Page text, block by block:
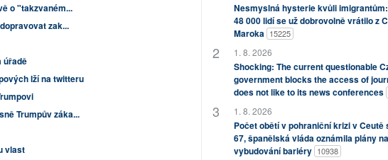
o "takzvaném...
zak...
úřadě
lží na twitteru
Trumpův záka...
vlast
Nesmyslná hysterie kvůli
48 000 lidí se už dobrovolně vrátilo z
Maroka 15225
1. 8. 2026
Shocking: The current questionable
government blocks the access of
does not like to its news conferences
1. 8. 2026
Počet obětí v pohraniční krizi v Ceutě
67, španělská vláda oznámila plány na
vybudování bariéry 10938